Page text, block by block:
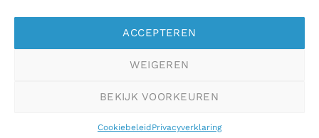
ACCEPTEREN
WEIGEREN
BEKIJK VOORKEUREN
CookiebeleidPrivacyverklaring
GAREN GAREN
Shetland Finlandia pakketje 150